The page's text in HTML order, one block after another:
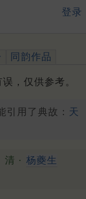
登录
同韵作品
，仅供参考。
引用了典故： 天
清 · 杨夔生